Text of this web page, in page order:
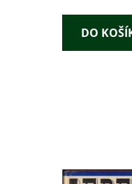
DO